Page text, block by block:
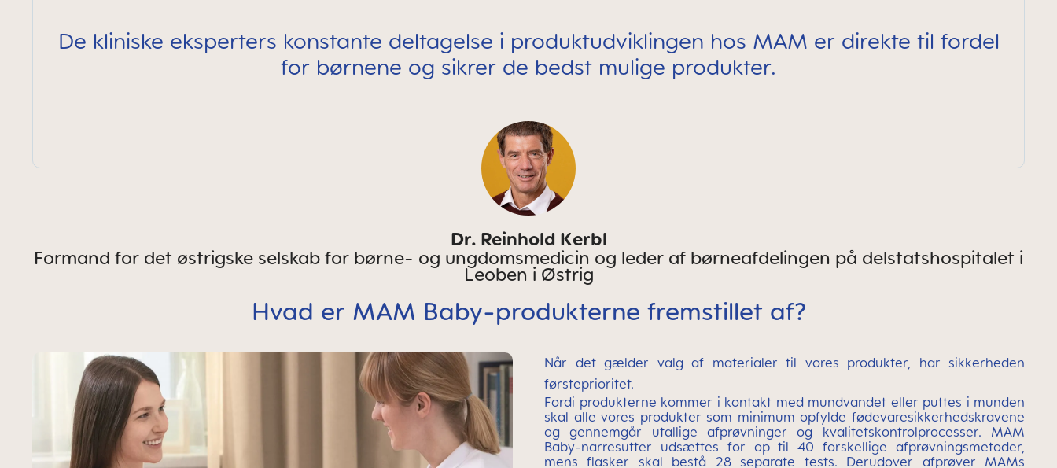
De kliniske eksperters konstante deltagelse i produktudviklingen hos MAM er direkte til fordel
for børnene og sikrer de bedst mulige produkter.
Dr. Reinhold Kerbl
Formand for det østrigske selskab for børne- og ungdomsmedicin og leder af børneafdelingen på delstatshospitalet i
Leoben i Østrig
Hvad er MAM Baby-produkterne fremstillet af?
Når det gælder valg af materialer til vores produkter, har sikkerheden
førsteprioritet.
Fordi produkterne kommer i kontakt med mundvandet eller puttes i munden
skal alle vores produkter som minimum opfylde fødevaresikkerhedskravene
og gennemgår utallige afprøvninger og kvalitetskontrolprocesser. MAM
Baby-narresutter udsættes for op til 40 forskellige afprøvningsmetoder,
mens flasker skal bestå 28 separate tests. Derudover afprøver MAMs